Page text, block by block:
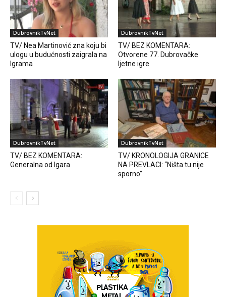
DubrovnikTvNet
TV/ Nea Martinović zna koju bi
ulogu u budućnosti zaigrala na
Igrama
DubrovnikTvNet
TV/ BEZ KOMENTARA:
Otvorene 77. Dubrovačke
ljetne igre
DubrovnikTvNet
TV/ BEZ KOMENTARA:
Generalna od Igara
DubrovnikTvNet
TV/ KRONOLOGIJA GRANICE
NA PREVLACI: “Ništa tu nije
sporno”